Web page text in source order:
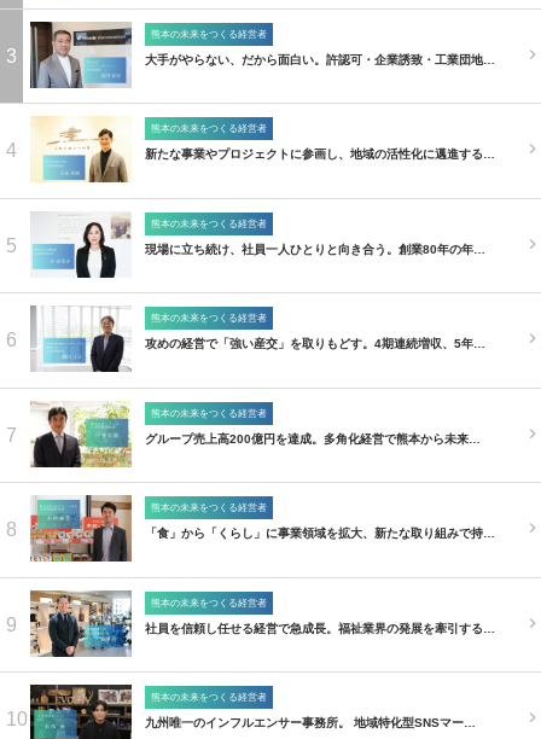
3
熊本の未来をつくる経営者
大手がやらない、だから面白い。許認可・企業誘致・工業団地…
4
熊本の未来をつくる経営者
新たな事業やプロジェクトに参画し、地域の活性化に邁進する…
5
熊本の未来をつくる経営者
現場に立ち続け、社員一人ひとりと向き合う。創業80年の年…
6
熊本の未来をつくる経営者
攻めの経営で「強い産交」を取りもどす。4期連続増収、5年…
7
熊本の未来をつくる経営者
グループ売上高200億円を達成。多角化経営で熊本から未来…
8
熊本の未来をつくる経営者
「食」から「くらし」に事業領域を拡大、新たな取り組みで持…
9
熊本の未来をつくる経営者
社員を信頼し任せる経営で急成長。福祉業界の発展を牽引する…
10
熊本の未来をつくる経営者
九州唯一のインフルエンサー事務所。 地域特化型SNSマー…